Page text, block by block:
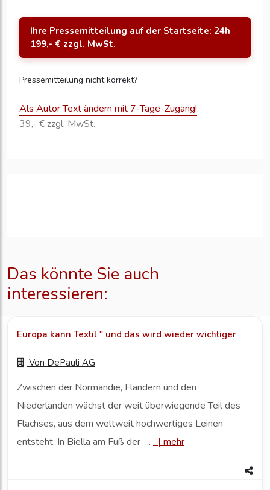
Ihre Pressemitteilung auf der Startseite: 24h
199,- € zzgl. MwSt.
Pressemitteilung nicht korrekt?
Als Autor Text ändern mit 7-Tage-Zugang!
39,- € zzgl. MwSt.
Das könnte Sie auch
interessieren:
Europa kann Textil " und das wird wieder wichtiger
Von DePauli AG
Zwischen der Normandie, Flandern und den
Niederlanden wächst der weit überwiegende Teil des
Flachses, aus dem weltweit hochwertiges Leinen
entsteht. In Biella am Fuß der ...
| mehr